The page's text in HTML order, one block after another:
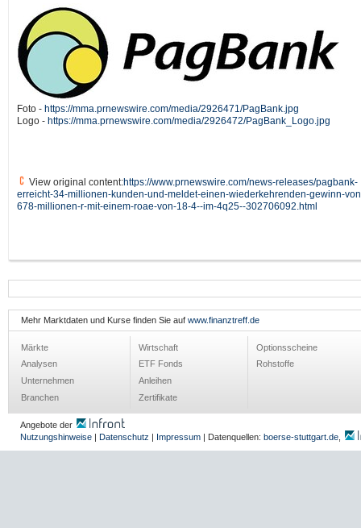
Foto - https://mma.prnewswire.com/media/2926471/PagBank.jpg
Logo - https://mma.prnewswire.com/media/2926472/PagBank_Logo.jpg
View original content:https://www.prnewswire.com/news-releases/pagbank-
erreicht-34-millionen-kunden-und-meldet-einen-wiederkehrenden-gewinn-
678-millionen-r-mit-einem-roae-von-18-4--im-4q25--302706092.html
Mehr Marktdaten und Kurse finden Sie auf www.finanztreff.de
Märkte
Analysen
Unternehmen
Branchen
Wirtschaft
ETF Fonds
Anleihen
Zertifikate
Optionsscheine
Rohstoffe
Angebote der
Nutzungshinweise
Datenschutz Impressum | Datenquellen: boerse-stuttgart.de